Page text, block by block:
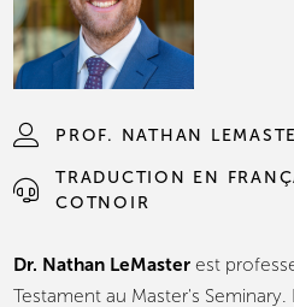
PROF. NATHAN
TRADUCTION EN
COTNOIR
Dr. Nathan LeMaster est
Testament au Master's